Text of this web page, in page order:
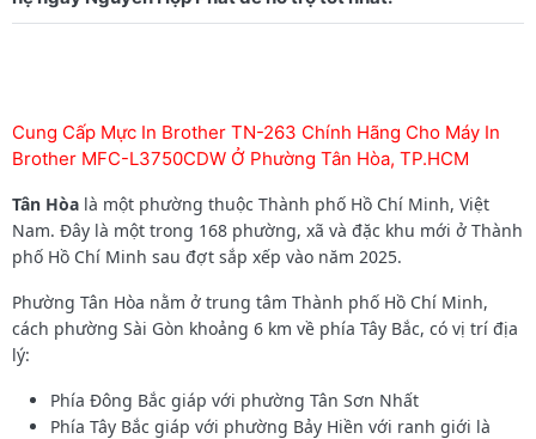
Cung Cấp Mực In Brother TN-263 Chính Hãng Cho Máy In
Brother MFC-L3750CDW Ở Phường Tân Hòa, TP.HCM
Tân Hòa là một phường thuộc Thành phố Hồ Chí Minh, Việt
Nam. Đây là một trong 168 phường, xã và đặc khu mới ở Thành
phố Hồ Chí Minh sau đợt sắp xếp vào năm 2025.
Phường Tân Hòa nằm ở trung tâm Thành phố Hồ Chí Minh,
cách phường Sài Gòn khoảng 6 km về phía Tây Bắc, có vị trí địa
lý:
Phía Đông Bắc giáp với phường Tân Sơn Nhất
Phía Tây Bắc giáp với phường Bảy Hiền với ranh giới là